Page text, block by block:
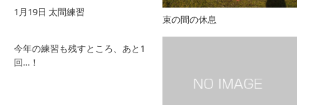
1月19日 太間練習
束の間の休息
今年の練習も残すところ、あと1
回…！